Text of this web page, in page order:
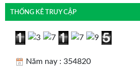
THỐNG KÊ TRUY CẬP
Năm nay : 354820